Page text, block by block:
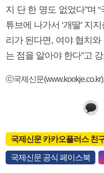
지 단 한 명도 없었다”며
튜브에 나가서 ‘개딸’ 지
리가 된다면, 여야 협치
는 점을 알아야 한다”고
ⓒ국제신문
국제신문 카카오플러스 친
국제신문 공식 페이스북